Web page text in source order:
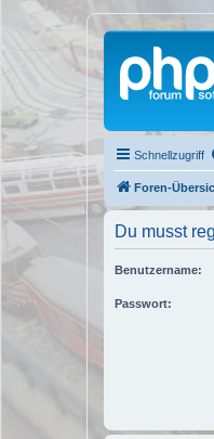
Schnellzugriff
Foren-
Du musst
Benutzername:
Passwort: